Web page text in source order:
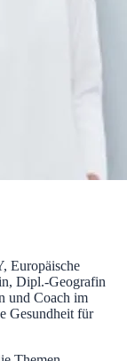
Europäische
Dipl.-Geografin
und Coach im
Gesundheit für